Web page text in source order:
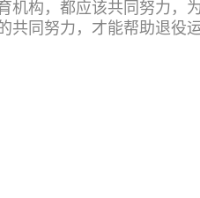
机构，都应该共同努力，
共同努力，才能帮助退役